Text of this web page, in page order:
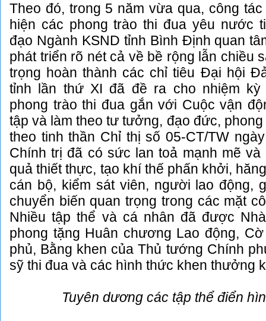
Theo đó, trong 5 năm vừa qua, công
hiện các phong trào thi đua yêu nước
đạo Ngành KSND tỉnh Bình Định quan
phát triển rõ nét cả về bề rộng lẫn chiều
trọng hoàn thành các chỉ tiêu Đại hội
tỉnh lần thứ XI đã đề ra cho nhiệm kỳ
phong trào thi đua gắn với Cuộc vận
tập và làm theo tư tưởng, đạo đức, phong
theo tinh thần Chỉ thị số 05-CT/TW
Chính trị đã có sức lan toả mạnh mẽ và
quả thiết thực, tạo khí thế phấn khởi,
cán bộ, kiểm sát viên, người lao động,
chuyển biến quan trọng trong các mặt
Nhiều tập thể và cá nhân đã được
phong tặng Huân chương Lao động,
phủ, Bằng khen của Thủ tướng Chính
sỹ thi đua và các hình thức khen thưởng
Tuyên dương các tập thể điển